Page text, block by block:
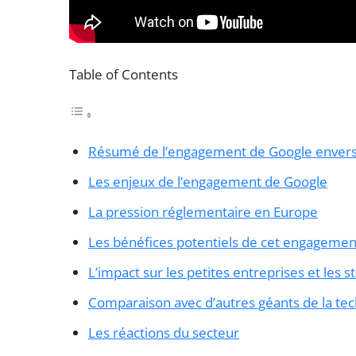
Table of Contents
Résumé de l’engagement de Google
Les enjeux de l’engagement de Google
La pression réglementaire en Europe
Les bénéfices potentiels de cet
L’impact sur les petites entreprises et les
Comparaison avec d’autres géants de la
Les réactions du secteur